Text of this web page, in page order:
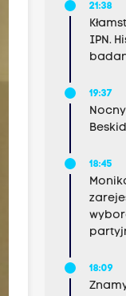
21:38
IPN.
19:37
18:45
18:09